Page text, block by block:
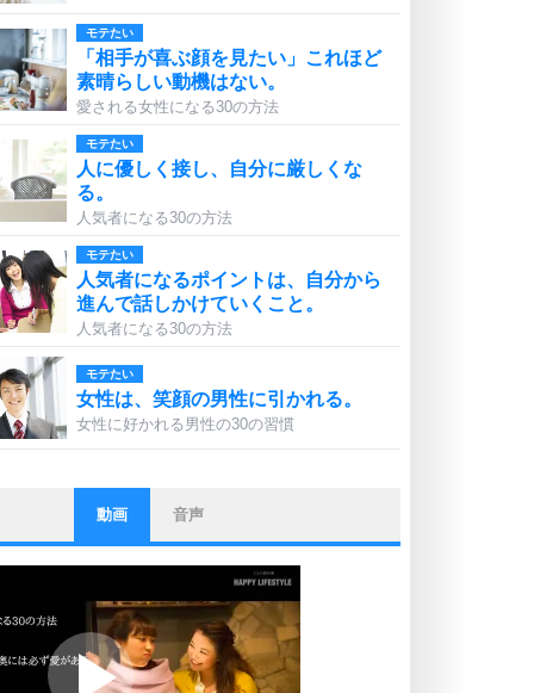
モテたい
「相手が喜ぶ顔を見たい」これほど
素晴らしい動機はない。
愛される女性になる30の方法
モテたい
人に優しく接し、自分に厳しくな
る。
人気者になる30の方法
モテたい
人気者になるポイントは、自分から
進んで話しかけていくこと。
人気者になる30の方法
モテたい
女性は、笑顔の男性に引かれる。
女性に好かれる男性の30の習慣
ストレス対策
他人と比べない。
いっそのこと、他人を見ない。
プラス思考
ポジティブになれない原因は、行動
しないから。
動画 音声